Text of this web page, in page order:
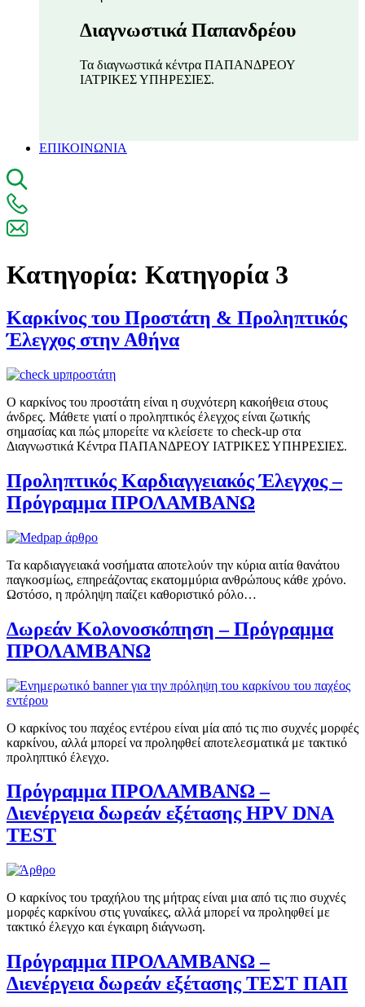
Διαγνωστικά Παπανδρέου
Τα διαγνωστικά κέντρα ΠΑΠΑΝΔΡΕΟΥ
ΙΑΤΡΙΚΕΣ ΥΠΗΡΕΣΙΕΣ.
ΕΠΙΚΟΙΝΩΝΙΑ
Κατηγορία: Kατηγορία 3
Καρκίνος του Προστάτη & Προληπτικός
Έλεγχος στην Αθήνα
Ο καρκίνος του προστάτη είναι η συχνότερη κακοήθεια στους
άνδρες. Μάθετε γιατί ο προληπτικός έλεγχος είναι ζωτικής
σημασίας και πώς μπορείτε να κλείσετε το check-up στα
Διαγνωστικά Κέντρα ΠΑΠΑΝΔΡΕΟΥ ΙΑΤΡΙΚΕΣ ΥΠΗΡΕΣΙΕΣ.
Προληπτικός Καρδιαγγειακός Έλεγχος –
Πρόγραμμα ΠΡΟΛΑΜΒΑΝΩ
Τα καρδιαγγειακά νοσήματα αποτελούν την κύρια αιτία θανάτου
παγκοσμίως, επηρεάζοντας εκατομμύρια ανθρώπους κάθε χρόνο.
Ωστόσο, η πρόληψη παίζει καθοριστικό ρόλο…
Δωρεάν Κολονοσκόπηση – Πρόγραμμα
ΠΡΟΛΑΜΒΑΝΩ
Ο καρκίνος του παχέος εντέρου είναι μία από τις πιο συχνές μορφές
καρκίνου, αλλά μπορεί να προληφθεί αποτελεσματικά με τακτικό
προληπτικό έλεγχο.
Πρόγραμμα ΠΡΟΛΑΜΒΑΝΩ –
Διενέργεια δωρεάν εξέτασης HPV DNA
TEST
Ο καρκίνος του τραχήλου της μήτρας είναι μια από τις πιο συχνές
μορφές καρκίνου στις γυναίκες, αλλά μπορεί να προληφθεί με
τακτικό έλεγχο και έγκαιρη διάγνωση.
Πρόγραμμα ΠΡΟΛΑΜΒΑΝΩ –
Διενέργεια δωρεάν εξέτασης ΤΕΣΤ ΠΑΠ